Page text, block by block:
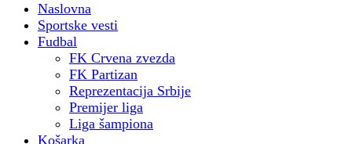
Naslovna
Sportske vesti
Fudbal
FK Crvena zvezda
FK Partizan
Reprezentacija Srbije
Premijer liga
Liga šampiona
Košarka